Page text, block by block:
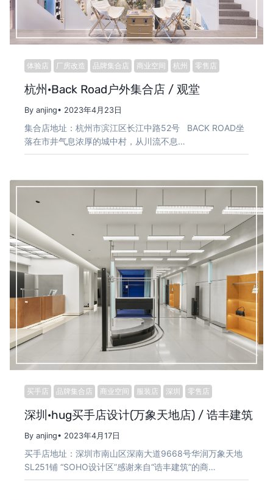
体验店 厂房改造 品牌集合店 商业空间 杭州 零售店
杭州·Back Road户外集合店 / 观堂
By anjing• 2023年4月23日
集合店地址：杭州市滨江区长江中路52号 BACK ROAD坐
落在市井气息浓厚的城中村，从川流不息…
买手店 品牌集合店 商业空间 服装店 深圳 零售店
深圳·hug买手店设计(万象天地店) / 诰丰建筑
By anjing• 2023年4月17日
买手店地址：深圳市南山区深南大道9668号华润万象天地
SL251铺 “SOHO设计区”感谢来自“诰丰建筑”的商…